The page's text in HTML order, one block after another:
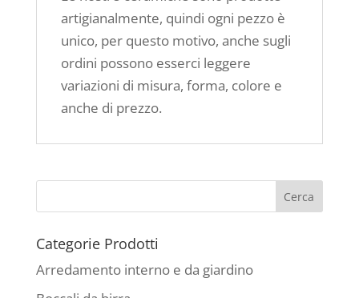
artigianalmente, quindi ogni pezzo è
unico, per questo motivo, anche sugli
ordini possono esserci leggere
variazioni di misura, forma, colore e
anche di prezzo.
Categorie Prodotti
Arredamento interno e da giardino